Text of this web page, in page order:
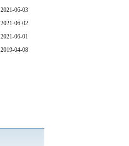
2021-06-03
2021-06-02
2021-06-01
2019-04-08